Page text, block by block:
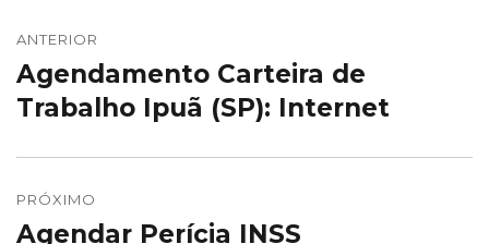
de
Post
ANTERIOR
Post
anterior:
Agendamento Carteira de
Trabalho Ipuã (SP): Internet
PRÓXIMO
Próximo
Agendar Perícia INSS